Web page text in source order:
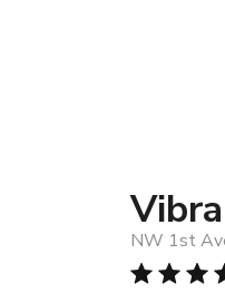
NW 1st